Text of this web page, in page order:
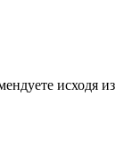
иcходя из